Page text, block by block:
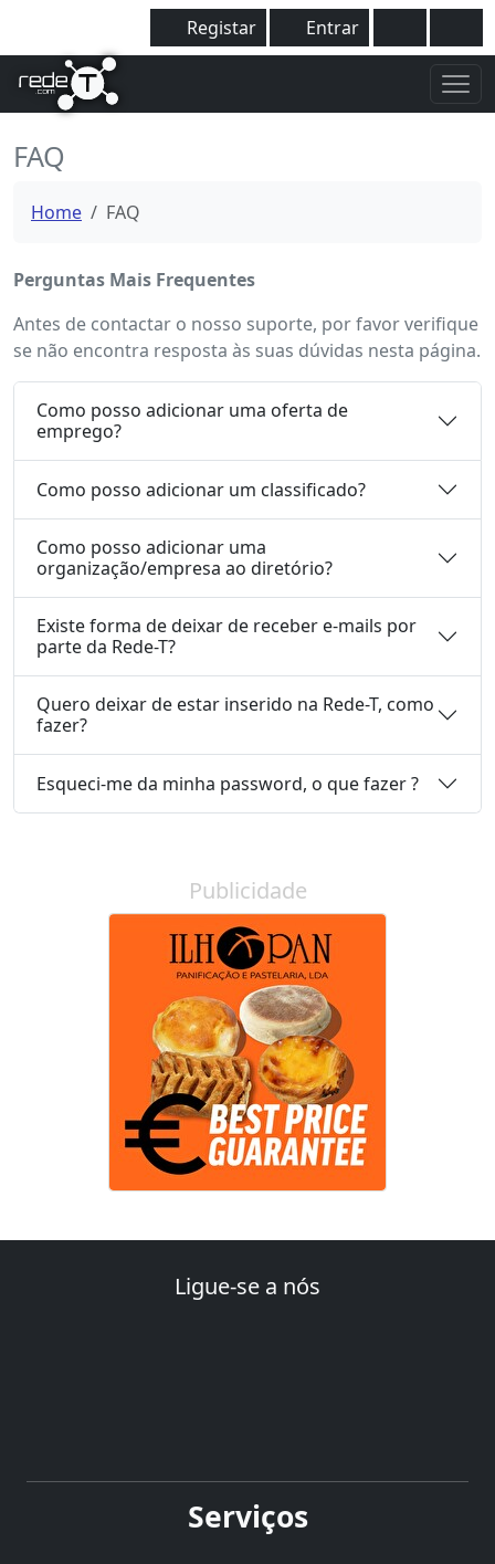
Registar Entrar
FAQ
Home FAQ
Perguntas Mais Frequentes
Antes de contactar o nosso suporte, por favor verifique
se não encontra resposta às suas dúvidas nesta página.
Como posso adicionar uma oferta de
emprego?
Como posso adicionar um classificado?
Como posso adicionar uma
organização/empresa ao diretório?
Existe forma de deixar de receber e-mails por
parte da Rede-T?
Quero deixar de estar inserido na Rede-T, como
fazer?
Esqueci-me da minha password, o que fazer ?
Publicidade
Ligue-se a nós
Serviços